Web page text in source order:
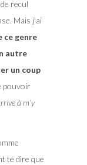
recul
Mais j’ai
ce genre
autre
un coup
pouvoir
à m’y
te dire que